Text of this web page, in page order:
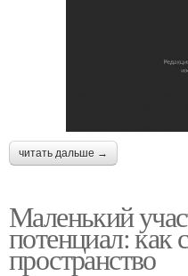
читать дальше →
Маленький
потенциал: как
пространство